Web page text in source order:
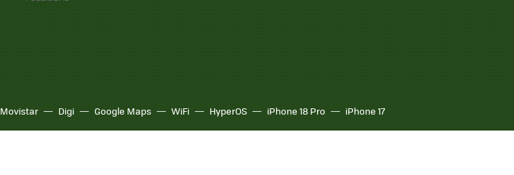
Movistar Digi Google Maps WiFi HyperOS iPhone 18 Pro iPhone 17